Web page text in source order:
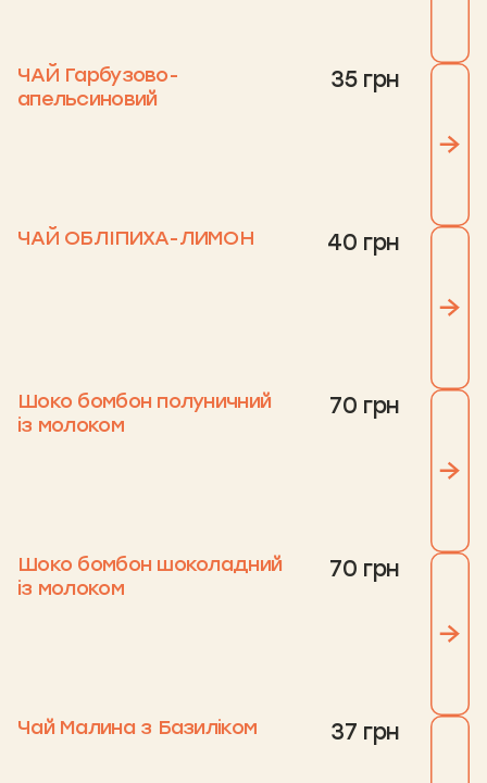
ЧАЙ Гарбузово-
апельсиновий
35 грн
ЧАЙ ОБЛІПИХА-ЛИМОН 40 грн
Шоко бомбон полуничний
із молоком
70 грн
Шоко бомбон шоколадний
із молоком
70 грн
Чай Малина з Базиліком 37 грн